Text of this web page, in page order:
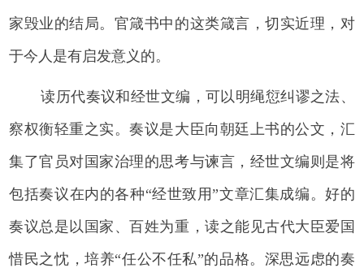
家毁业的结局。官箴书中的这类箴言，切实近理，对
于今人是有启发意义的。
读历代奏议和经世文编，可以明绳愆纠谬之法、
察权衡轻重之实。奏议是大臣向朝廷上书的公文，汇
集了官员对国家治理的思考与谏言，经世文编则是将
包括奏议在内的各种“经世致用”文章汇集成编。好的
奏议总是以国家、百姓为重，读之能见古代大臣爱国
惜民之忱，培养“任公不任私”的品格。深思远虑的奏